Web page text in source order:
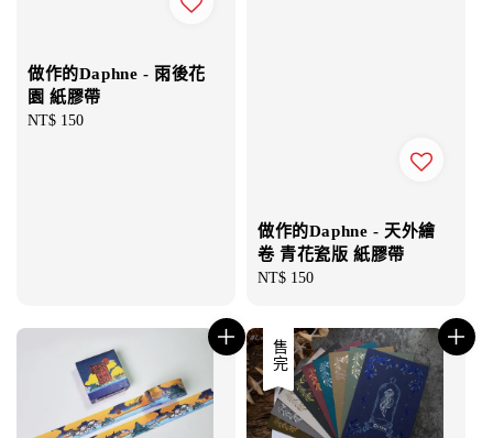
做作的Daphne - 雨後花
園 紙膠帶
Regular
NT$ 150
做作的Daphne - 天外繪
卷 青花瓷版 紙膠帶
Regular
NT$ 150
售完